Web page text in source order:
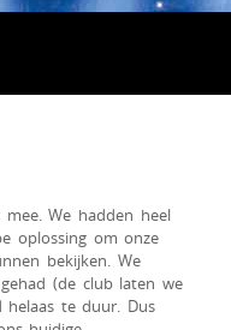
We hadden heel
oplossing om onze
bekijken. We
(de club laten we
te duur. Dus